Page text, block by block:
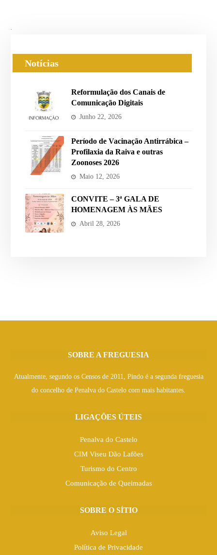
Notícias
Reformulação dos Canais de
Comunicação Digitais
Junho 22, 2026
Período de Vacinação Antirrábica –
Profilaxia da Raiva e outras
Zoonoses 2026
Maio 12, 2026
CONVITE – 3ª GALA DE
HOMENAGEM ÀS MÃES
Abril 28, 2026
SOBRE A FREGUESIA
Atualmente, segundo os Censos de 2011, Pindo é a segunda freguesia
do concelho de Penalva do Castelo com mais habitantes.
LIGAÇÕES ÚTEIS
Penalva do Castelo
CIM Viseu Dão Lafões
Turismo do Centro
Comunicação de Queimadas
SOBRE O SÍTIO
Aviso Legal
Política de Privacidade